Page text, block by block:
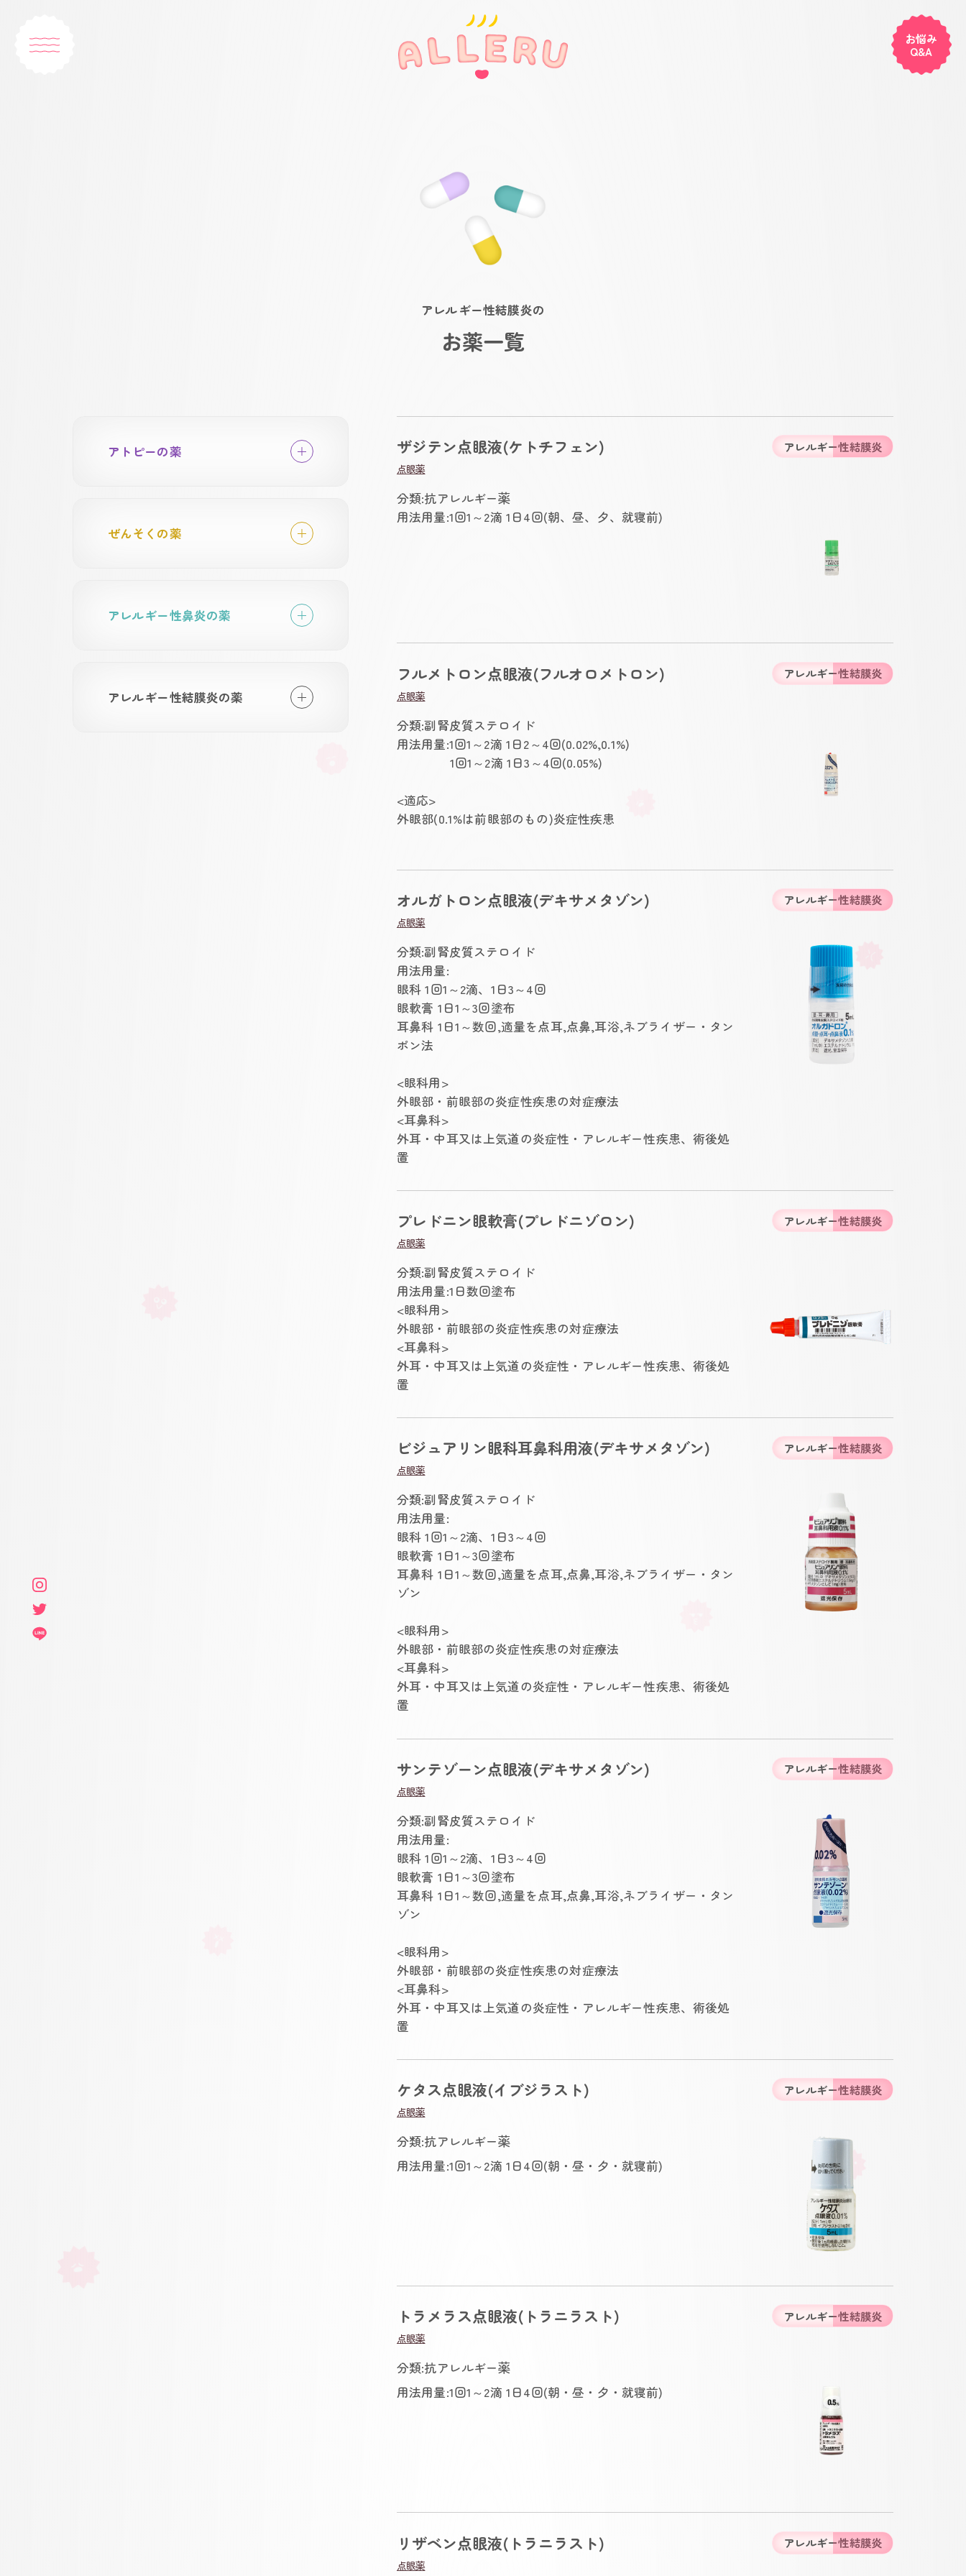
お悩み
Q&A
アレルギー性結膜炎の
お薬一覧
アトピーの薬
ぜんそくの薬
アレルギー性鼻炎の薬
アレルギー性結膜炎の薬
アレルギー性結膜炎
ザジテン点眼液(ケトチフェン)
点眼薬
分類:抗アレルギー薬
用法用量:1回1～2滴 1日4回(朝、昼、夕、就寝前)
アレルギー性結膜炎
フルメトロン点眼液(フルオロメトロン)
点眼薬
分類:副腎皮質ステロイド
用法用量:1回1～2滴 1日2～4回(0.02%,0.1%)
1回1～2滴 1日3～4回(0.05%)
<適応>
外眼部(0.1%は前眼部のもの)炎症性疾患
アレルギー性結膜炎
オルガトロン点眼液(デキサメタゾン)
点眼薬
分類:副腎皮質ステロイド
用法用量:
眼科 1回1～2滴、1日3～4回
眼軟膏 1日1～3回塗布
耳鼻科 1日1～数回,適量を点耳,点鼻,耳浴,ネブライザー・タン
ポン法
<眼科用>
外眼部・前眼部の炎症性疾患の対症療法
<耳鼻科>
外耳・中耳又は上気道の炎症性・アレルギー性疾患、術後処
置
アレルギー性結膜炎
プレドニン眼軟膏(プレドニゾロン)
点眼薬
分類:副腎皮質ステロイド
用法用量:1日数回塗布
<眼科用>
外眼部・前眼部の炎症性疾患の対症療法
<耳鼻科>
外耳・中耳又は上気道の炎症性・アレルギー性疾患、術後処
置
アレルギー性結膜炎
ビジュアリン眼科耳鼻科用液(デキサメタゾン)
点眼薬
分類:副腎皮質ステロイド
用法用量:
眼科 1回1～2滴、1日3～4回
眼軟膏 1日1～3回塗布
耳鼻科 1日1～数回,適量を点耳,点鼻,耳浴,ネブライザー・タン
ゾン
<眼科用>
外眼部・前眼部の炎症性疾患の対症療法
<耳鼻科>
外耳・中耳又は上気道の炎症性・アレルギー性疾患、術後処
置
アレルギー性結膜炎
サンテゾーン点眼液(デキサメタゾン)
点眼薬
分類:副腎皮質ステロイド
用法用量:
眼科 1回1～2滴、1日3～4回
眼軟膏 1日1～3回塗布
耳鼻科 1日1～数回,適量を点耳,点鼻,耳浴,ネブライザー・タン
ゾン
<眼科用>
外眼部・前眼部の炎症性疾患の対症療法
<耳鼻科>
外耳・中耳又は上気道の炎症性・アレルギー性疾患、術後処
置
アレルギー性結膜炎
ケタス点眼液(イブジラスト)
点眼薬
分類:抗アレルギー薬
用法用量:1回1～2滴 1日4回(朝・昼・夕・就寝前)
アレルギー性結膜炎
トラメラス点眼液(トラニラスト)
点眼薬
分類:抗アレルギー薬
用法用量:1回1～2滴 1日4回(朝・昼・夕・就寝前)
アレルギー性結膜炎
リザベン点眼液(トラニラスト)
点眼薬